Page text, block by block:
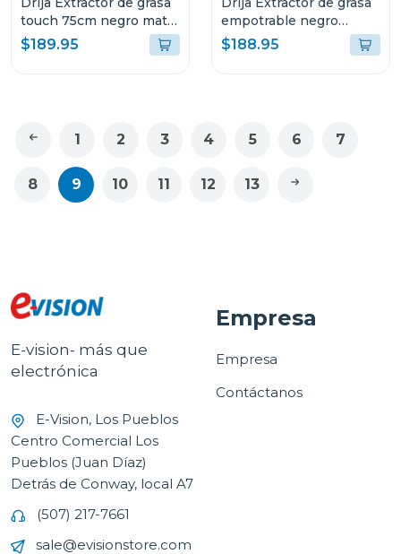
touch 75cm negro mate
prismatouch76
$189.95
empotrable negro
59.8cm sottile60
$188.95
1 2 3 4 5 6 7
8 9 10 11 12 13
E-vision- más que
electrónica
E-Vision, Los Pueblos
Centro Comercial Los
Pueblos (Juan Díaz)
Detrás de Conway, local A7
(507) 217-7661
sale@evisionstore.com
Empresa
Empresa
Contáctanos